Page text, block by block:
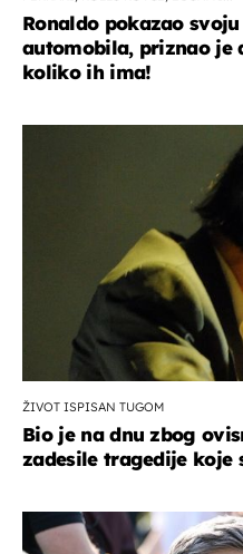
Ronaldo pokazao
automobila, priznao je
koliko ih ima!
ŽIVOT ISPISAN TUGOM
Bio je na dnu zbog
zadesile tragedije koje